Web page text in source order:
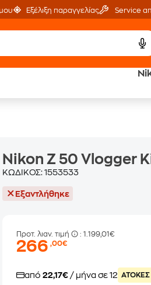
Εξέλιξη παραγγελίας Service
Public
Nikon Z 50 Vlogger
ΚΩΔΙΚΟΣ:1553533
Εξαντλήθηκε
Προτ. λιαν. τιμή : 1.199,01€
266,00€
από22,17€ / μήνα σε 12 ATOKEΣ